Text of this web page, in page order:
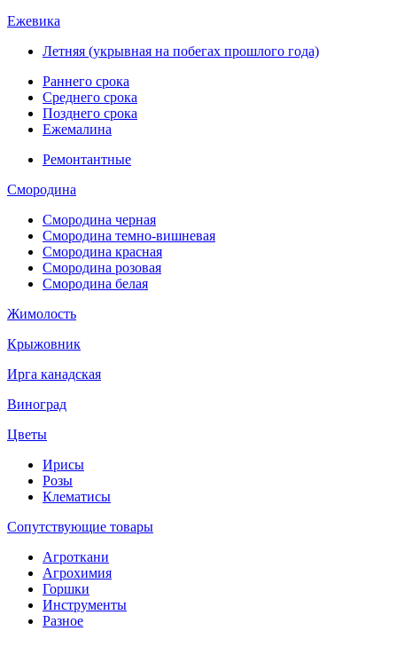
Ежевика
Летняя (укрывная на побегах прошлого года)
Раннего срока
Среднего срока
Позднего срока
Ежемалина
Ремонтантные
Смородина
Смородина черная
Смородина темно-вишневая
Смородина красная
Смородина розовая
Смородина белая
Жимолость
Крыжовник
Ирга канадская
Виноград
Цветы
Ирисы
Розы
Клематисы
Сопутствующие товары
Агроткани
Агрохимия
Горшки
Инструменты
Разное